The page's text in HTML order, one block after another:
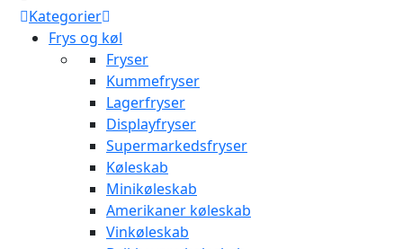
Kategorier
Frys og køl
Fryser
Kummefryser
Lagerfryser
Displayfryser
Supermarkedsfryser
Køleskab
Minikøleskab
Amerikaner køleskab
Vinkøleskab